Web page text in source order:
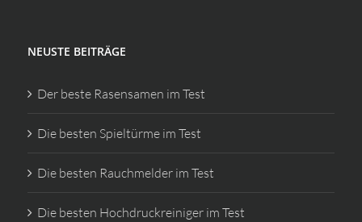
NEUSTE BEITRÄGE
Der beste Rasensamen im Test
Die besten Spieltürme im Test
Die besten Rauchmelder im Test
Die besten Hochdruckreiniger im Test